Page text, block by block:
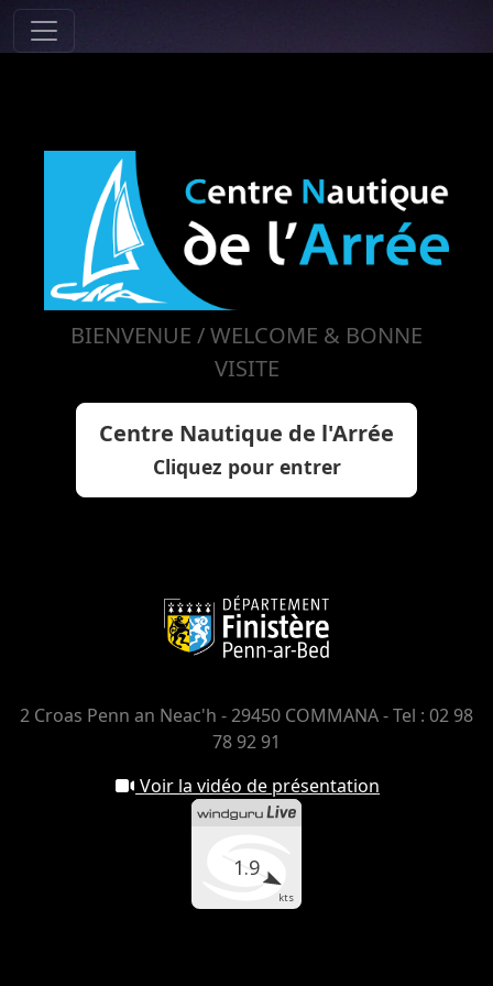
BIENVENUE / WELCOME & BONNE
VISITE
Centre Nautique de l'Arrée
Cliquez pour entrer
2 Croas Penn an Neac'h - 29450 COMMANA - Tel : 02 98
78 92 91
Voir la vidéo de présentation